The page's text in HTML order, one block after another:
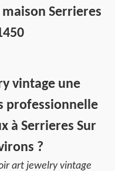
Serrieres
vintage une
professionnelle
à Serrieres Sur
?
art jewelry vintage